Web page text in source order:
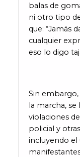
balas de
ni otro tipo
que: “Jamás
cualquier
eso lo digo
Sin embargo,
la marcha,
violaciones
policial y
incluyendo el